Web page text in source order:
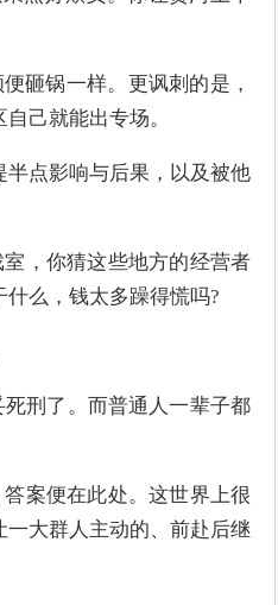
砸锅一样。更讽刺的是，
己就能出专场。
点影响与后果，以及被他
，你猜这些地方的经营者
么，钱太多躁得慌吗?
刑了。而普通人一辈子都
案便在此处。这世界上很
大群人主动的、前赴后继